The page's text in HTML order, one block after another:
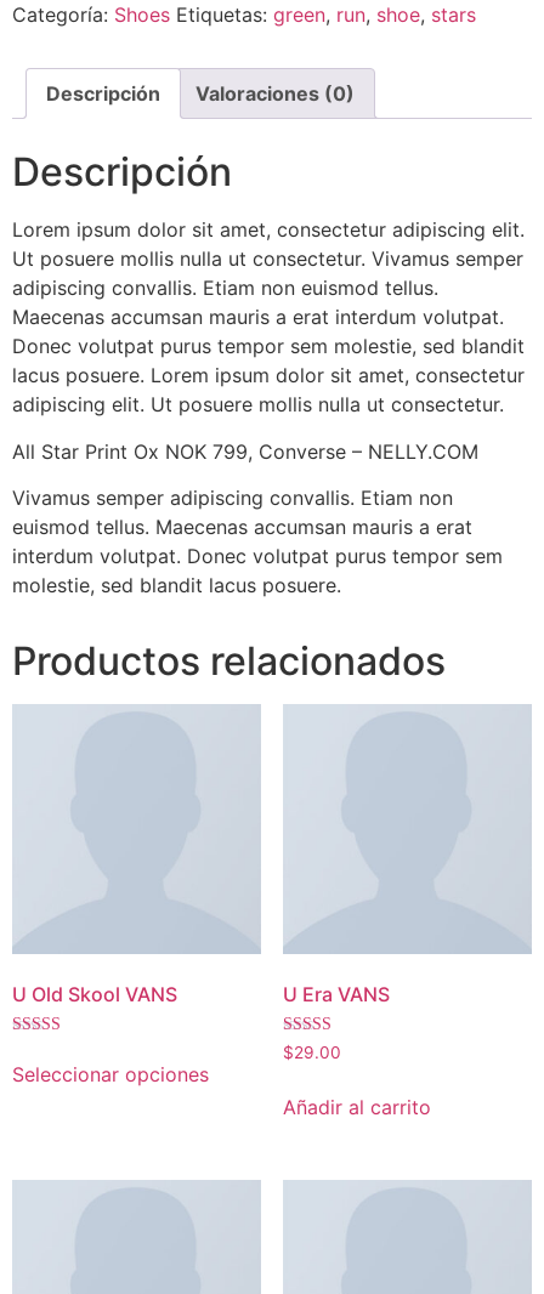
Categoría: Shoes Etiquetas: green, run, shoe, stars
Descripción Valoraciones (0)
Descripción
Lorem ipsum dolor sit amet, consectetur adipiscing elit.
Ut posuere mollis nulla ut consectetur. Vivamus semper
adipiscing convallis. Etiam non euismod tellus.
Maecenas accumsan mauris a erat interdum volutpat.
Donec volutpat purus tempor sem molestie, sed blandit
lacus posuere. Lorem ipsum dolor sit amet, consectetur
adipiscing elit. Ut posuere mollis nulla ut consectetur.
All Star Print Ox NOK 799, Converse – NELLY.COM
Vivamus semper adipiscing convallis. Etiam non
euismod tellus. Maecenas accumsan mauris a erat
interdum volutpat. Donec volutpat purus tempor sem
molestie, sed blandit lacus posuere.
Productos relacionados
U Old Skool VANS
con
3.67
Seleccionar opciones
U Era VANS
Valorado
con
de 5
$29.00
Añadir al carrito